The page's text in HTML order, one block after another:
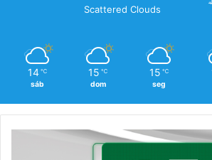
Scattered Clouds
14 ℃
sáb
15 ℃
dom
15 ℃
seg